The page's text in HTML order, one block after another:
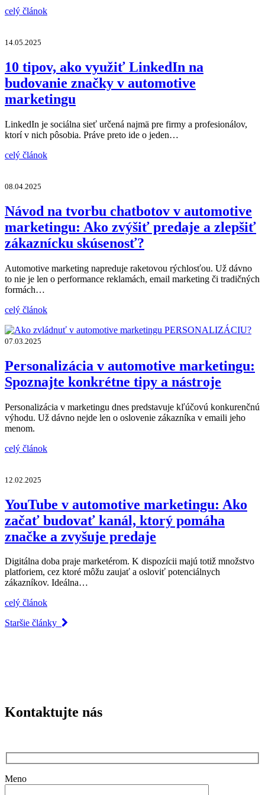
celý článok
14.05.2025
10 tipov, ako využiť LinkedIn na
budovanie značky v automotive
marketingu
LinkedIn je sociálna sieť určená najmä pre firmy a profesionálov,
ktorí v nich pôsobia. Práve preto ide o jeden…
celý článok
08.04.2025
Návod na tvorbu chatbotov v automotive
marketingu: Ako zvýšiť predaje a zlepšiť
zákaznícku skúsenosť?
Automotive marketing napreduje raketovou rýchlosťou. Už dávno
to nie je len o performance reklamách, email marketing či tradičných
formách…
celý článok
07.03.2025
Personalizácia v automotive marketingu:
Spoznajte konkrétne tipy a nástroje
Personalizácia v marketingu dnes predstavuje kľúčovú konkurenčnú
výhodu. Už dávno nejde len o oslovenie zákazníka v emaili jeho
menom.
celý článok
12.02.2025
YouTube v automotive marketingu: Ako
začať budovať kanál, ktorý pomáha
značke a zvyšuje predaje
Digitálna doba praje marketérom. K dispozícii majú totiž množstvo
platforiem, cez ktoré môžu zaujať a osloviť potenciálnych
zákazníkov. Ideálna…
celý článok
Staršie články
Kontaktujte nás
Meno